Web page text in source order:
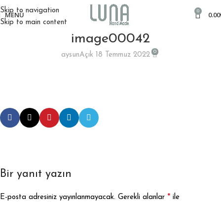
Skip to navigation
Skip to main content
MENÜ 0 0.00
image00042
aysunAçık 18 Temmuz 2022 0
Bir yanıt yazın
E-posta adresiniz yayınlanmayacak. Gerekli alanlar * ile